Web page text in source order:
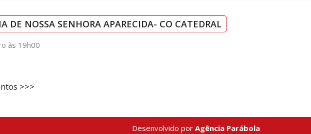
DE NOSSA SENHORA APARECIDA- CO CATEDRAL
às 19h00
>>>
Desenvolvido por Agência Parábola